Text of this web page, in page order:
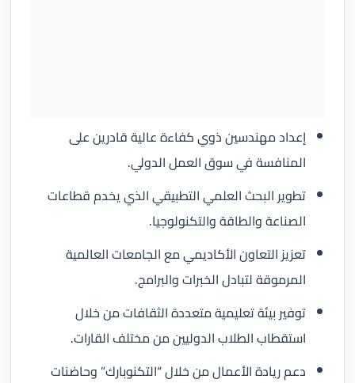
إعداد مهندسين ذوي كفاءة عالية قادرين على
المنافسة في سوق العمل الدولي.
تطوير البحث العلمي التطبيقي الذي يخدم قطاعات
الصناعة والطاقة والتكنولوجيا.
تعزيز التعاون الأكاديمي مع الجامعات العالمية
المرموقة لتبادل الخبرات والبرامج.
توفير بيئة تعليمية متعددة الثقافات من خلال
استقطاب الطلاب الدوليين من مختلف القارات.
دعم ريادة الأعمال من خلال “التكنوبارك” وحاضنات